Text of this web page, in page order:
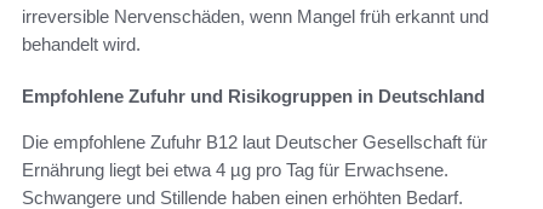
irreversible Nervenschäden, wenn Mangel früh erkannt und
behandelt wird.
Empfohlene Zufuhr und Risikogruppen in Deutschland
Die empfohlene Zufuhr B12 laut Deutscher Gesellschaft für
Ernährung liegt bei etwa 4 µg pro Tag für Erwachsene.
Schwangere und Stillende haben einen erhöhten Bedarf.